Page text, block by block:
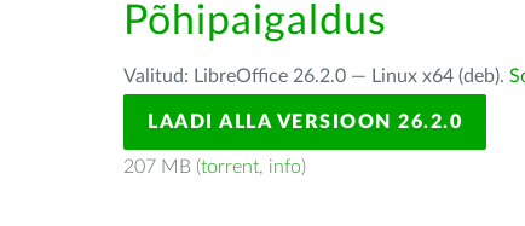
Põhipaigaldus
Valitud: LibreOffice 26.2.0 — Linux x64 (deb).
LAADI ALLA VERSIOON 26.2.0
207 MB (torrent, info)